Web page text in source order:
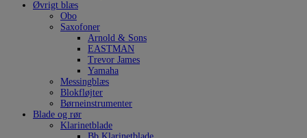
Øvrigt blæs
Obo
Saxofoner
Arnold & Sons
EASTMAN
Trevor James
Yamaha
Messingblæs
Blokfløjter
Børneinstrumenter
Blade og rør
Klarinetblade